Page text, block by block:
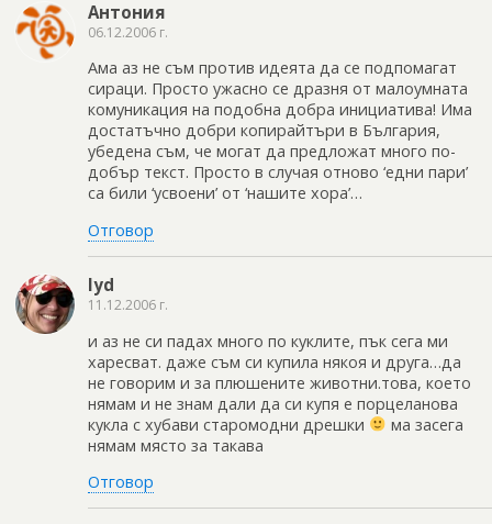
Антония
06.12.2006 г.
Ама аз не съм против идеята да се подпомагат
сираци. Просто ужасно се дразня от малоумната
комуникация на подобна добра инициатива! Има
достатъчно добри копирайтъри в България,
убедена съм, че могат да предложат много по-
добър текст. Просто в случая отново ‘едни пари’
са били ‘усвоени’ от ‘нашите хора’…
Отговор
lyd
11.12.2006 г.
и аз не си падах много по куклите, пък сега ми
харесват. даже съм си купила някоя и друга…да
не говорим и за плюшените животни.това, което
нямам и не знам дали да си купя е порцеланова
кукла с хубави старомодни дрешки
ма засега
нямам място за такава
Отговор